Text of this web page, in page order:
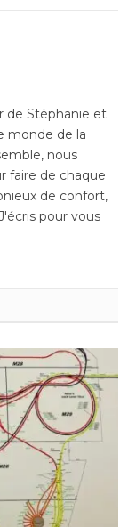
de Stéphanie et
monde de la
nous
faire de chaque
de confort,
pour vous